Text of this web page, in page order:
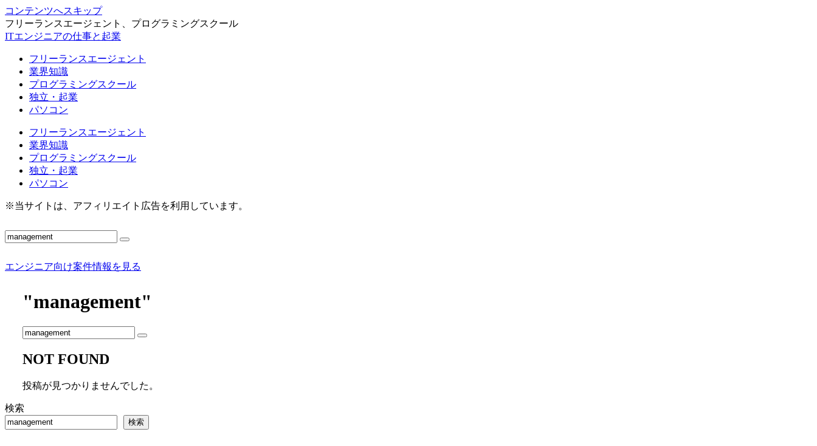
コンテンツへスキップ
フリーランスエージェント、プログラミングスクール
ITエンジニアの仕事と起業
フリーランスエージェント
業界知識
プログラミングスクール
独立・起業
パソコン
フリーランスエージェント
業界知識
プログラミングスクール
独立・起業
パソコン
※当サイトは、アフィリエイト広告を利用しています。
エンジニア向け案件情報を見る
"management"
NOT FOUND
投稿が見つかりませんでした。
検索
検索